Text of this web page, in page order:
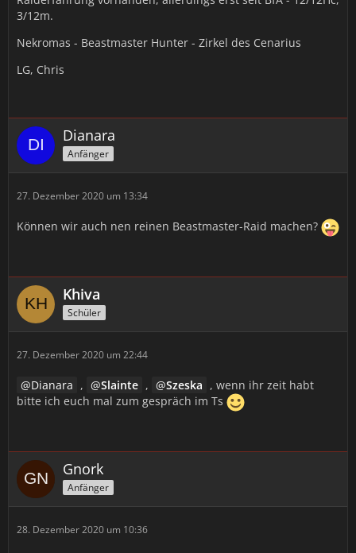
3/12m.
Nekromas - Beastmaster Hunter - Zirkel des Cenarius
LG, Chris
Dianara
Anfänger
27. Dezember 2020 um 13:34
Können wir auch nen reinen Beastmaster-Raid machen?
Khiva
Schüler
27. Dezember 2020 um 22:44
Dianara , Slainte , Szeska , wenn ihr zeit habt
bitte ich euch mal zum gespräch im Ts
Gnork
Anfänger
28. Dezember 2020 um 10:36